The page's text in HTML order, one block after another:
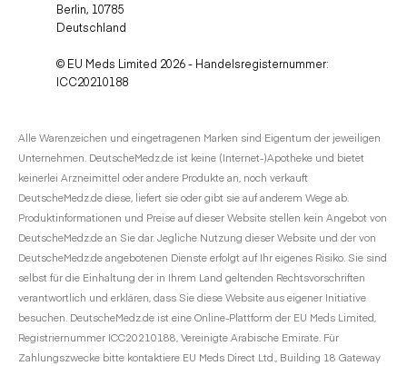
Berlin, 10785
Deutschland
© EU Meds Limited 2026 - Handelsregisternummer:
ICC20210188
Alle Warenzeichen und eingetragenen Marken sind Eigentum der jeweiligen
Unternehmen. DeutscheMedz.de ist keine (Internet-)Apotheke und bietet
keinerlei Arzneimittel oder andere Produkte an, noch verkauft
DeutscheMedz.de diese, liefert sie oder gibt sie auf anderem Wege ab.
Produktinformationen und Preise auf dieser Website stellen kein Angebot von
DeutscheMedz.de an Sie dar. Jegliche Nutzung dieser Website und der von
DeutscheMedz.de angebotenen Dienste erfolgt auf Ihr eigenes Risiko. Sie sind
selbst für die Einhaltung der in Ihrem Land geltenden Rechtsvorschriften
verantwortlich und erklären, dass Sie diese Website aus eigener Initiative
besuchen. DeutscheMedz.de ist eine Online-Plattform der EU Meds Limited,
Registriernummer ICC20210188, Vereinigte Arabische Emirate. Für
Zahlungszwecke bitte kontaktiere EU Meds Direct Ltd., Building 18 Gateway